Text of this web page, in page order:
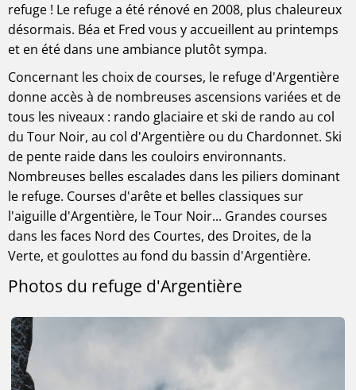
refuge ! Le refuge a été rénové en 2008, plus chaleureux
désormais. Béa et Fred vous y accueillent au printemps
et en été dans une ambiance plutôt sympa.
Concernant les choix de courses, le refuge d'Argentière
donne accès à de nombreuses ascensions variées et de
tous les niveaux : rando glaciaire et ski de rando au col
du Tour Noir, au col d'Argentière ou du Chardonnet. Ski
de pente raide dans les couloirs environnants.
Nombreuses belles escalades dans les piliers dominant
le refuge. Courses d'arête et belles classiques sur
l'aiguille d'Argentière, le Tour Noir... Grandes courses
dans les faces Nord des Courtes, des Droites, de la
Verte, et goulottes au fond du bassin d'Argentière.
Photos du refuge d'Argentière